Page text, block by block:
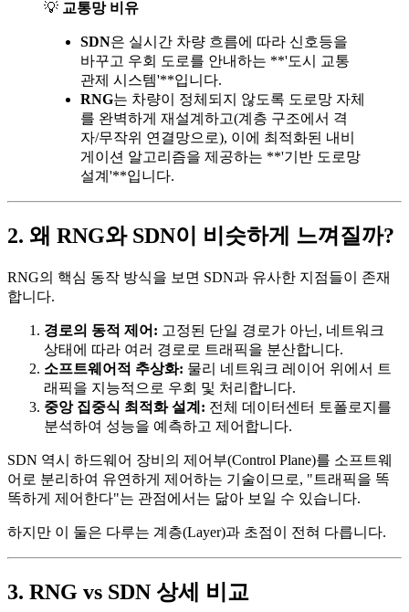
💡 교통망 비유
SDN은 실시간 차량 흐름에 따라 신호등을
바꾸고 우회 도로를 안내하는 **'도시 교통
관제 시스템'**입니다.
RNG는 차량이 정체되지 않도록 도로망 자체
를 완벽하게 재설계하고(계층 구조에서 격
자/무작위 연결망으로), 이에 최적화된 내비
게이션 알고리즘을 제공하는 **'기반 도로망
설계'**입니다.
2. 왜 RNG와 SDN이 비슷하게 느껴질까?
RNG의 핵심 동작 방식을 보면 SDN과 유사한 지점들이 존재
합니다.
경로의 동적 제어: 고정된 단일 경로가 아닌, 네트워크
상태에 따라 여러 경로로 트래픽을 분산합니다.
소프트웨어적 추상화: 물리 네트워크 레이어 위에서 트
래픽을 지능적으로 우회 및 처리합니다.
중앙 집중식 최적화 설계: 전체 데이터센터 토폴로지를
분석하여 성능을 예측하고 제어합니다.
SDN 역시 하드웨어 장비의 제어부(Control Plane)를 소프트웨
어로 분리하여 유연하게 제어하는 기술이므로, "트래픽을 똑
똑하게 제어한다"는 관점에서는 닮아 보일 수 있습니다.
하지만 이 둘은 다루는 계층(Layer)과 초점이 전혀 다릅니다.
3. RNG vs SDN 상세 비교